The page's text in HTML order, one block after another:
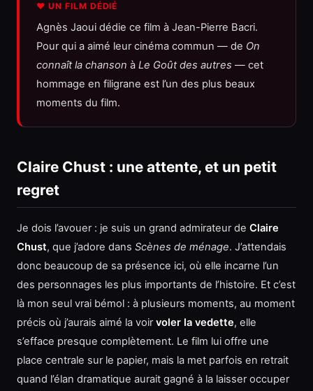
❤️ UN FILM DÉDIÉ
Agnès Jaoui dédie ce film à Jean-Pierre Bacri.
Pour qui a aimé leur cinéma commun — de On
connaît la chanson à Le Goût des autres — cet
hommage en filigrane est l’un des plus beaux
moments du film.
Claire Chust : une attente, et un petit
regret
Je dois l’avouer : je suis un grand admirateur de Claire
Chust, que j’adore dans Scènes de ménage. J’attendais
donc beaucoup de sa présence ici, où elle incarne l’un
des personnages les plus importants de l’histoire. Et c’est
là mon seul vrai bémol : à plusieurs moments, au moment
précis où j’aurais aimé la voirvoler la vedette, elle
s’efface presque complètement. Le film lui offre une
place centrale sur le papier, mais la met parfois en retrait
quand l’élan dramatique aurait gagné à la laisser occuper